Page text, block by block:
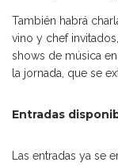
También habrá
vino y chef
shows de música
la jornada, que se
Entradas
Las entradas ya se